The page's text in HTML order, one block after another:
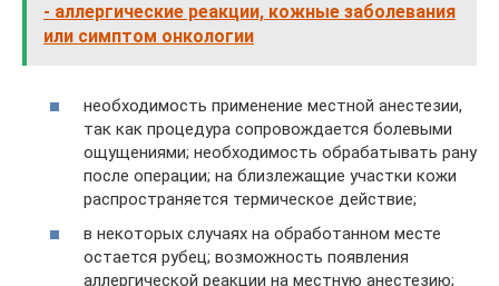
- аллергические реакции, кожные заболевания
или симптом онкологии
необходимость применение местной анестезии,
так как процедура сопровождается болевыми
ощущениями; необходимость обрабатывать рану
после операции; на близлежащие участки кожи
распространяется термическое действие;
в некоторых случаях на обработанном месте
остается рубец; возможность появления
аллергической реакции на местную анестезию;